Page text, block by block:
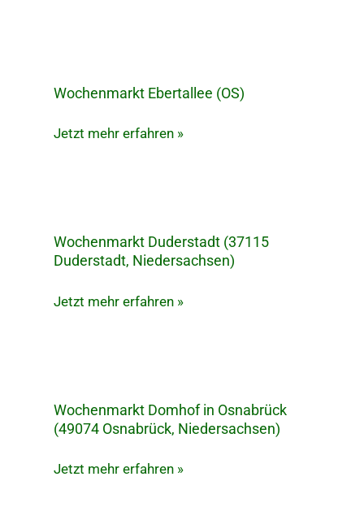
Niedersachsen)
Wochenmarkt Ebertallee (OS)
Wochenmarkt
(OS)
Jetzt mehr erfahren »
Wochenmarkt Duderstadt (37115
Duderstadt, Niedersachsen)
Wochenmarkt
Duderstadt
Duderstadt,
Jetzt mehr erfahren »
Wochenmarkt Domhof in Osnabrück
(49074 Osnabrück, Niedersachsen)
Wochenmarkt
Domhof
Osnabrück
Jetzt mehr erfahren »